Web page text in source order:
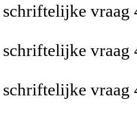
schriftelijke vraag
schriftelijke vraag
schriftelijke vraag